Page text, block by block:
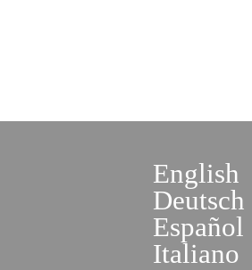
English
Deutsch
Español
Italiano